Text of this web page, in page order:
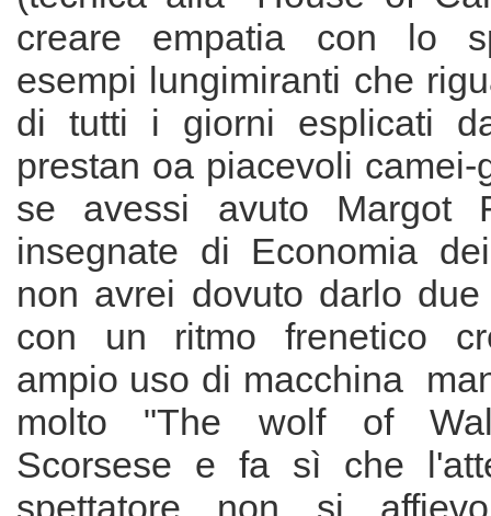
creare empatia con lo
esempi lungimiranti che
di tutti i giorni esplicati
prestan oa piacevoli camei-
se avessi avuto Margot
insegnate di Economia
non avrei dovuto darlo
con un ritmo frenetico
ampio uso di macchina
molto "The wolf of
Scorsese e fa sì che
spettatore non si